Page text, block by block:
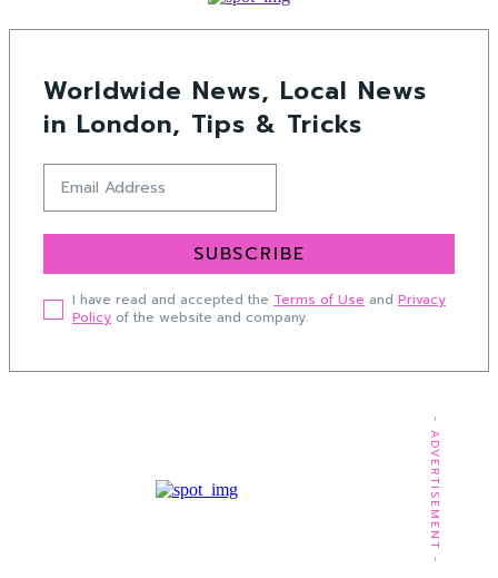
Worldwide News, Local News
in London, Tips & Tricks
SUBSCRIBE
I have read and accepted the Terms of Use and Privacy
Policy of the website and company.
- ADVERTISEMENT -